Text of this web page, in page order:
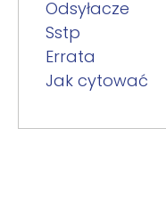
Odsyłacze
Sstp
Errata
Jak cytować